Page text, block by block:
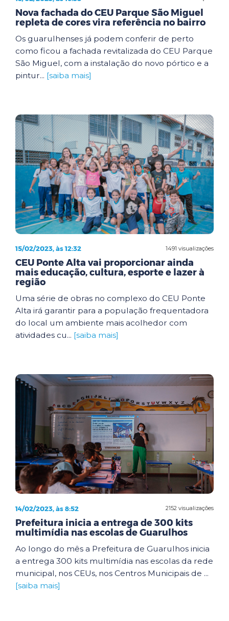
Nova fachada do CEU Parque São Miguel
repleta de cores vira referência no bairro
Os guarulhenses já podem conferir de perto
como ficou a fachada revitalizada do CEU Parque
São Miguel, com a instalação do novo pórtico e a
pintur... [saiba mais]
1491 visualizações
15/02/2023, às 12:32
CEU Ponte Alta vai proporcionar ainda
mais educação, cultura, esporte e lazer à
região
Uma série de obras no complexo do CEU Ponte
Alta irá garantir para a população frequentadora
do local um ambiente mais acolhedor com
atividades cu... [saiba mais]
2152 visualizações
14/02/2023, às 8:52
Prefeitura inicia a entrega de 300 kits
multimídia nas escolas de Guarulhos
Ao longo do mês a Prefeitura de Guarulhos inicia
a entrega 300 kits multimídia nas escolas da rede
municipal, nos CEUs, nos Centros Municipais de ...
[saiba mais]